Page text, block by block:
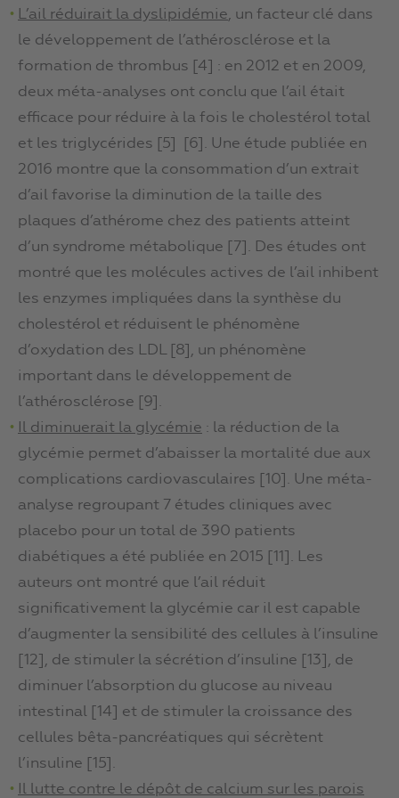
L’ail réduirait la dyslipidémie, un facteur clé dans
le développement de l’athérosclérose et la
formation de thrombus [4] : en 2012 et en 2009,
deux méta-analyses ont conclu que l’ail était
efficace pour réduire à la fois le cholestérol total
et les triglycérides [5] [6]. Une étude publiée en
2016 montre que la consommation d’un extrait
d’ail favorise la diminution de la taille des
plaques d’athérome chez des patients atteint
d’un syndrome métabolique [7]. Des études ont
montré que les molécules actives de l’ail inhibent
les enzymes impliquées dans la synthèse du
cholestérol et réduisent le phénomène
d’oxydation des LDL [8], un phénomène
important dans le développement de
l’athérosclérose [9].
Il diminuerait la glycémie : la réduction de la
glycémie permet d’abaisser la mortalité due aux
complications cardiovasculaires [10]. Une méta-
analyse regroupant 7 études cliniques avec
placebo pour un total de 390 patients
diabétiques a été publiée en 2015 [11]. Les
auteurs ont montré que l’ail réduit
significativement la glycémie car il est capable
d’augmenter la sensibilité des cellules à l’insuline
[12], de stimuler la sécrétion d’insuline [13], de
diminuer l’absorption du glucose au niveau
intestinal [14] et de stimuler la croissance des
cellules bêta-pancréatiques qui sécrètent
l’insuline [15].
Il lutte contre le dépôt de calcium sur les parois